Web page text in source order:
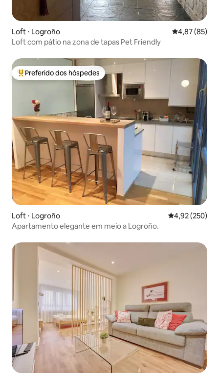
Loft ⋅ Logroño 4,87 de uma
4,87 (85)
Loft com pátio na zona de tapas Pet Friendly
Entre os melhores preferidos dos hóspedes
Preferido dos hóspedes
Loft ⋅ Logroño 4,92 de uma
4,92 (250)
Apartamento elegante em meio a Logroño.